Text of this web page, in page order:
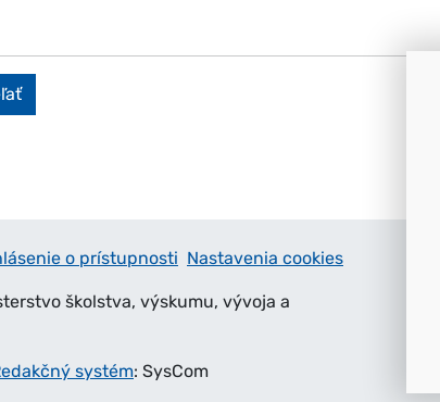
o prístupnosti Nastavenia cookies
školstva, výskumu, vývoja a
systém: SysCom